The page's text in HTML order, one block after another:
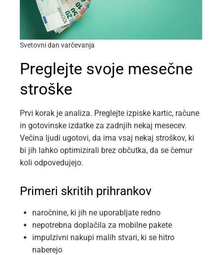
Svetovni dan varčevanja
Preglejte svoje mesečne
stroške
Prvi korak je analiza. Preglejte izpiske kartic, račune
in gotovinske izdatke za zadnjih nekaj mesecev.
Večina ljudi ugotovi, da ima vsaj nekaj stroškov, ki
bi jih lahko optimizirali brez občutka, da se čemur
koli odpovedujejo.
Primeri skritih prihrankov
naročnine, ki jih ne uporabljate redno
nepotrebna doplačila za mobilne pakete
impulzivni nakupi malih stvari, ki se hitro
naberejo